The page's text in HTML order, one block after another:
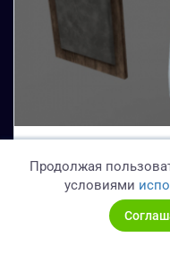
3D И ВИЗУАЛИЗАЦИЯ
Продолжая
условиями